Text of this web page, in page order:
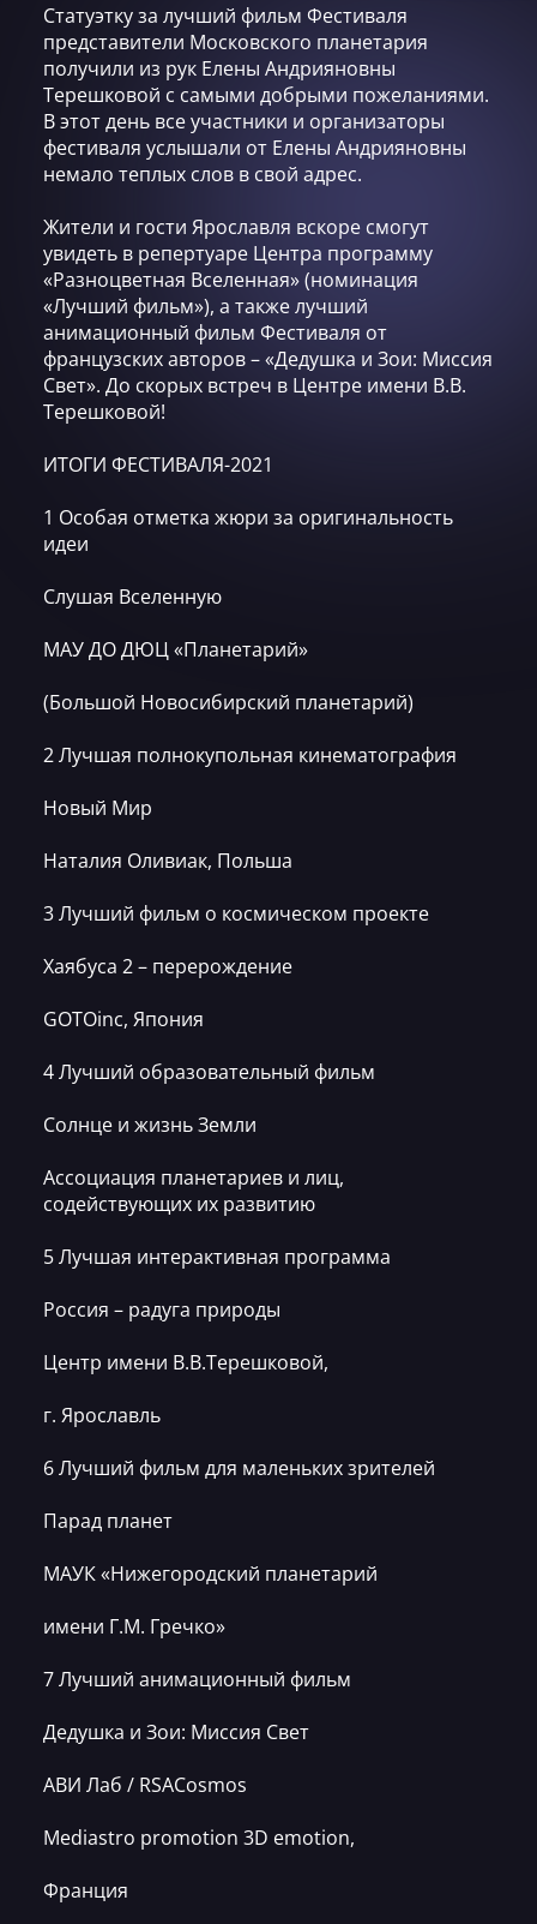
Статуэтку за лучший фильм Фестиваля
представители Московского планетария
получили из рук Елены Андрияновны
Терешковой с самыми добрыми пожеланиями.
В этот день все участники и организаторы
фестиваля услышали от Елены Андрияновны
немало теплых слов в свой адрес.
Жители и гости Ярославля вскоре смогут
увидеть в репертуаре Центра программу
«Разноцветная Вселенная» (номинация
«Лучший фильм»), а также лучший
анимационный фильм Фестиваля от
французских авторов – «Дедушка и Зои: Миссия
Свет». До скорых встреч в Центре имени В.В.
Терешковой!
ИТОГИ ФЕСТИВАЛЯ-2021
1 Особая отметка жюри за оригинальность
идеи
Слушая Вселенную
МАУ ДО ДЮЦ «Планетарий»
(Большой Новосибирский планетарий)
2 Лучшая полнокупольная кинематография
Новый Мир
Наталия Оливиак, Польша
3 Лучший фильм о космическом проекте
Хаябуса 2 – перерождение
GOTOinc, Япония
4 Лучший образовательный фильм
Солнце и жизнь Земли
Ассоциация планетариев и лиц,
содействующих их развитию
5 Лучшая интерактивная программа
Россия – радуга природы
Центр имени В.В.Терешковой,
г. Ярославль
6 Лучший фильм для маленьких зрителей
Парад планет
МАУК «Нижегородский планетарий
имени Г.М. Гречко»
7 Лучший анимационный фильм
Дедушка и Зои: Миссия Свет
АВИ Лаб / RSACosmos
Mediastro promotion 3D emotion,
Франция